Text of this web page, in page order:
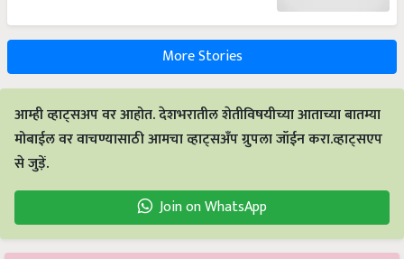
More Stories
आम्ही व्हाट्सअप वर आहोत. देशभरातील शेतीविषयीच्या आताच्या बातम्या
मोबाईल वर वाचण्यासाठी आमचा व्हाट्सअँप ग्रुपला जॉईन करा.व्हाट्सएप
से जुड़ें.
Join on WhatsApp